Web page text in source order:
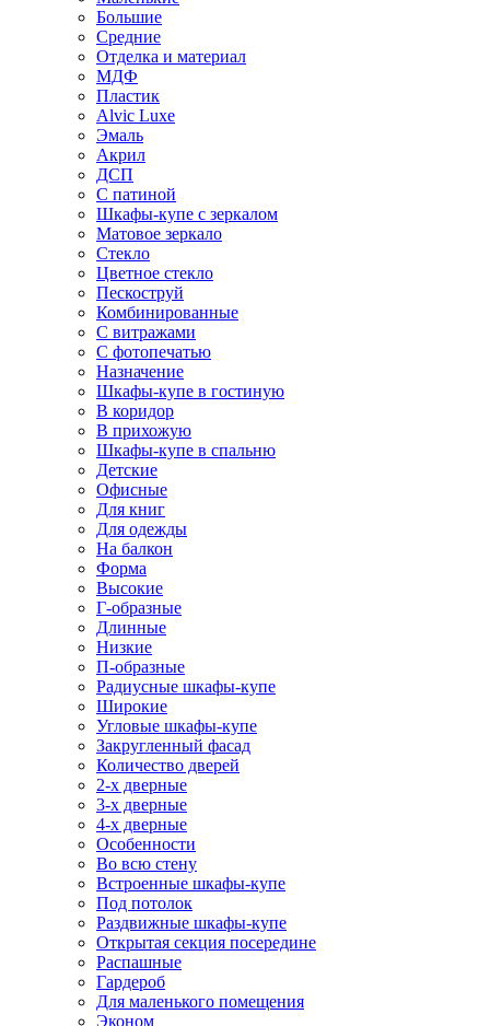
Большие
Средние
Отделка и материал
МДФ
Пластик
Alvic Luxe
Эмаль
Акрил
ДСП
С патиной
Шкафы-купе с зеркалом
Матовое зеркало
Стекло
Цветное стекло
Пескоструй
Комбинированные
С витражами
С фотопечатью
Назначение
Шкафы-купе в гостиную
В коридор
В прихожую
Шкафы-купе в спальню
Детские
Офисные
Для книг
Для одежды
На балкон
Форма
Высокие
Г-образные
Длинные
Низкие
П-образные
Радиусные шкафы-купе
Широкие
Угловые шкафы-купе
Закругленный фасад
Количество дверей
2-х дверные
3-х дверные
4-х дверные
Особенности
Во всю стену
Встроенные шкафы-купе
Под потолок
Раздвижные шкафы-купе
Открытая секция посередине
Распашные
Гардероб
Для маленького помещения
Эконом